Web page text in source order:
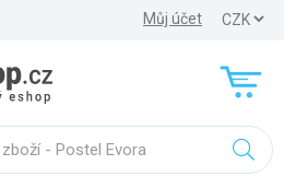
Můj účet